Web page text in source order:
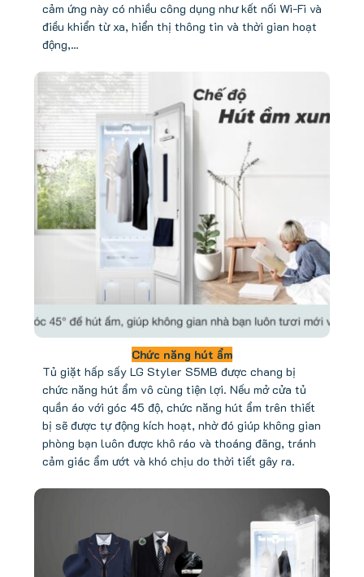
cảm ứng này có nhiều công dụng như kết nối Wi-Fi và
điều khiển từ xa, hiển thị thông tin và thời gian hoạt
động,…
Chức năng hút ẩm
Tủ giặt hấp sấy LG Styler S5MB được chang bị
chức năng hút ẩm vô cùng tiện lợi. Nếu mở cửa tủ
quần áo với góc 45 độ, chức năng hút ẩm trên thiết
bị sẽ được tự động kích hoạt, nhờ đó giúp không gian
phòng bạn luôn được khô ráo và thoáng đãng, tránh
cảm giác ẩm ướt và khó chịu do thời tiết gây ra.